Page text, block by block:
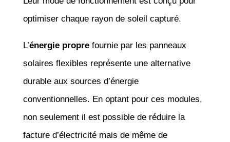
optimiser chaque rayon de soleil capturé.
L’énergie proprefournie par les panneaux
solaires flexibles représente une alternative
durable aux sources d’énergie
conventionnelles. En optant pour ces modules,
non seulement il est possible de réduire la
facture d’électricité mais de même de